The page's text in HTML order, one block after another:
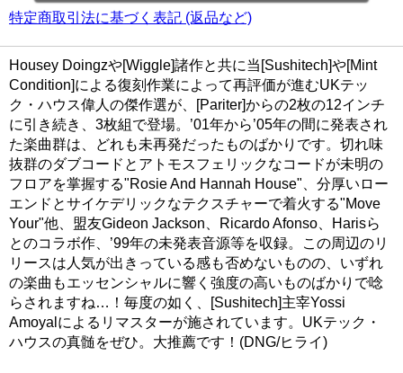
特定商取引法に基づく表記 (返品など)
Housey Doingzや[Wiggle]諸作と共に当[Sushitech]や[Mint
Condition]による復刻作業によって再評価が進むUKテッ
ク・ハウス偉人の傑作選が、[Pariter]からの2枚の12インチ
に引き続き、3枚組で登場。’01年から’05年の間に発表され
た楽曲群は、どれも未再発だったものばかりです。切れ味
抜群のダブコードとアトモスフェリックなコードが未明の
フロアを掌握する"Rosie And Hannah House"、分厚いロー
エンドとサイケデリックなテクスチャーで着火する"Move
Your"他、盟友Gideon Jackson、Ricardo Afonso、Harisら
とのコラボ作、’99年の未発表音源等を収録。この周辺のリ
リースは人気が出きっている感も否めないものの、いずれ
の楽曲もエッセンシャルに響く強度の高いものばかりで唸
らされますね…！毎度の如く、[Sushitech]主宰Yossi
Amoyalによるリマスターが施されています。UKテック・
ハウスの真髄をぜひ。大推薦です！(DNG/ヒライ)